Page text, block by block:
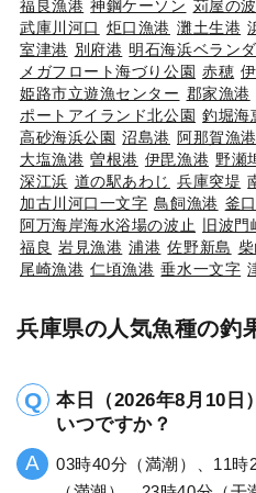
福良漁港 神鋼ケーソン 苅屋の
武庫川河口 炬口漁港 灘土生港
室津港 別府港 明石海浜ベランダ
メガフロート海づり公園 赤穂
姫路市立遊漁センター 郡家漁港
ポートアイランド北公園 釣堀海
高砂海浜公園 沼島港 阿那賀漁港
大塩漁港 曽根港 伊毘漁港 野瀬
深江浜 道の駅あわじ 兵庫突堤
加古川河口一文字 鳥飼漁港 釜
阿万海岸海水浴場の波止 旧波門
福良 岩見漁港 浦港 佐野新島
尾崎漁港 仁頃漁港 垂水一文字
兵庫県の人気魚種の釣
本日（2026年8月10日
いつですか？
03時40分（満潮）、11